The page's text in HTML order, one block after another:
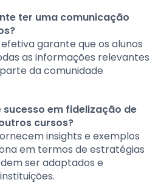
ter uma comunicação
garante que os alunos
as informações relevantes
da comunidade
sucesso em fidelização de
cursos?
insights e exemplos
em termos de estratégias
ser adaptados e